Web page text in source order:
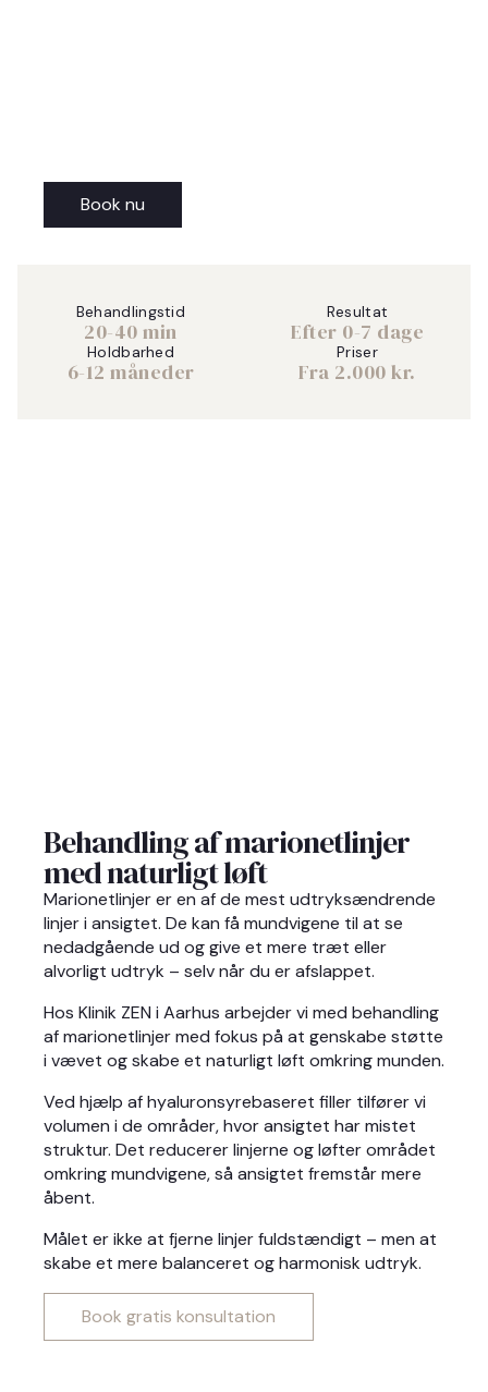
Book nu
Behandlingstid
20-40 min
Resultat
Efter 0-7 dage
Holdbarhed
6-12 måneder
Priser
Fra 2.000 kr.
Behandling af marionetlinjer
med naturligt løft
Marionetlinjer er en af de mest udtryksændrende
linjer i ansigtet. De kan få mundvigene til at se
nedadgående ud og give et mere træt eller
alvorligt udtryk – selv når du er afslappet.
Hos Klinik ZEN i Aarhus arbejder vi med behandling
af marionetlinjer med fokus på at genskabe støtte
i vævet og skabe et naturligt løft omkring munden.
Ved hjælp af hyaluronsyrebaseret filler tilfører vi
volumen i de områder, hvor ansigtet har mistet
struktur. Det reducerer linjerne og løfter området
omkring mundvigene, så ansigtet fremstår mere
åbent.
Målet er ikke at fjerne linjer fuldstændigt – men at
skabe et mere balanceret og harmonisk udtryk.
Book gratis konsultation